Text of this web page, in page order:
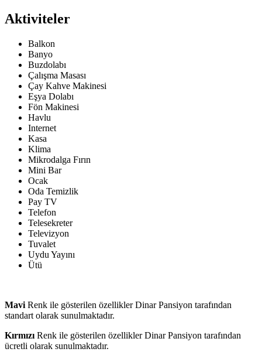
Aktiviteler
Balkon
Banyo
Buzdolabı
Çalışma Masası
Çay Kahve Makinesi
Eşya Dolabı
Fön Makinesi
Havlu
Internet
Kasa
Klima
Mikrodalga Fırın
Mini Bar
Ocak
Oda Temizlik
Pay TV
Telefon
Telesekreter
Televizyon
Tuvalet
Uydu Yayını
Ütü
Mavi Renk ile gösterilen özellikler Dinar Pansiyon tarafından
standart olarak sunulmaktadır.
Kırmızı Renk ile gösterilen özellikler Dinar Pansiyon tarafından
ücretli olarak sunulmaktadır.